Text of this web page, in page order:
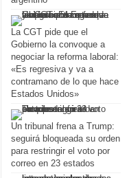
La CGT pide que el
Gobierno la convoque a
negociar la reforma laboral:
«Es regresiva y va a
contramano de lo que hace
Estados Unidos»
Un tribunal frena a Trump:
seguirá bloqueada su orden
para restringir el voto por
correo en 23 estados